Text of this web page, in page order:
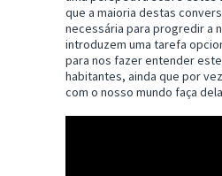
que a maioria destas
necessária para progredir a
introduzem uma tarefa
para nos fazer entender
habitantes, ainda que por
com o nosso mundo faça